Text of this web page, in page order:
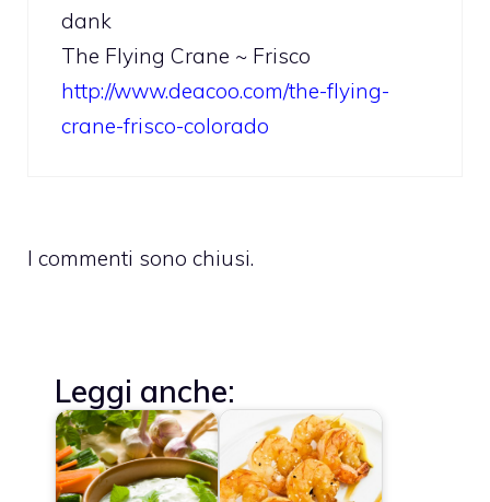
dank
The Flying Crane ~ Frisco
http://www.deacoo.com/the-flying-
crane-frisco-colorado
I commenti sono chiusi.
Leggi anche: